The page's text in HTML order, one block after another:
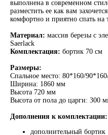
выполнена в современном
разместить ее как вам
комфортно и приятно спать на
Материал: массив березы с
Saerlack
Комплектация: бортик 70 см
Размеры:
Спальное место: 80*160/
Ширина: 1860 мм
Высота 720 мм
Высота от пола до царги: 300
Дополнения к комплектации:
дополнительный бортик